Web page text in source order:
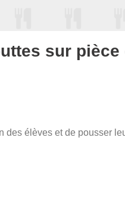
sur pièce
des élèves et de pousser